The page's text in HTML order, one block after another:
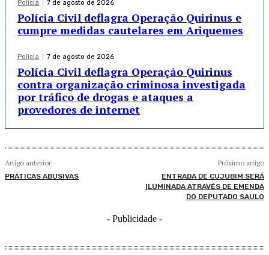
Policia 7 de agosto de 2026
Polícia Civil deflagra Operação Quirinus e
cumpre medidas cautelares em Ariquemes
Policia 7 de agosto de 2026
Polícia Civil deflagra Operação Quirinus
contra organização criminosa investigada
por tráfico de drogas e ataques a
provedores de internet
Artigo anterior
PRÁTICAS ABUSIVAS
Próximo artigo
ENTRADA DE CUJUBIM SERÁ
ILUMINADA ATRAVÉS DE EMENDA
DO DEPUTADO SAULO
- Publicidade -